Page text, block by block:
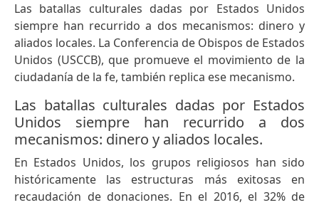
Las batallas culturales dadas por Estados Unidos
siempre han recurrido a dos mecanismos: dinero y
aliados locales. La Conferencia de Obispos de Estados
Unidos (USCCB), que promueve el movimiento de la
ciudadanía de la fe, también replica ese mecanismo.
Las batallas culturales dadas por Estados
Unidos siempre han recurrido a dos
mecanismos: dinero y aliados locales.
En Estados Unidos, los grupos religiosos han sido
históricamente las estructuras más exitosas en
recaudación de donaciones. En el 2016, el 32% de